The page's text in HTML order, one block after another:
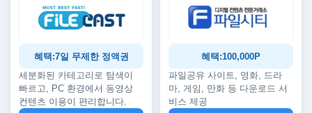
혜택:7일 무제한 정액권
세분화된 카테고리로 탐색이
빠르고, PC 환경에서 동영상
컨텐츠 이용이 편리합니다.
혜택:100,000P
파일공유 사이트, 영화, 드라
마, 게임, 만화 등 다운로드 서
비스 제공